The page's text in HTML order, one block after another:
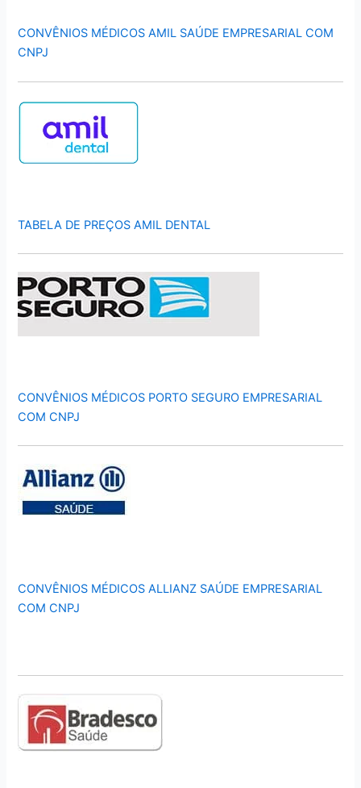
CONVÊNIOS MÉDICOS AMIL SAÚDE EMPRESARIAL COM
CNPJ
TABELA DE PREÇOS AMIL DENTAL
CONVÊNIOS MÉDICOS PORTO SEGURO EMPRESARIAL
COM CNPJ
CONVÊNIOS MÉDICOS ALLIANZ SAÚDE EMPRESARIAL
COM CNPJ